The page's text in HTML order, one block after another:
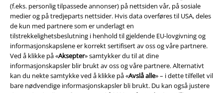
(f.eks. personlig tilpassede annonser) på nettsiden vår, på sosiale
medier og på tredjeparts nettsider. Hvis data overføres til USA, deles
de kun med partnere som er underlagt en
tilstrekkelighetsbeslutning i henhold til gjeldende EU-lovgivning og
informasjonskapslene er korrekt sertifisert av oss og våre partnere.
Ved å klikke på «Aksepter» samtykker du til at dine
informasjonskapsler blir brukt av oss og våre partnere. Alternativt
kan du nekte samtykke ved å klikke på «Avslå alle» – i dette tilfellet vil
bare nødvendige informasjonskapsler bli brukt. Du kan også justere
Betalingsmåter